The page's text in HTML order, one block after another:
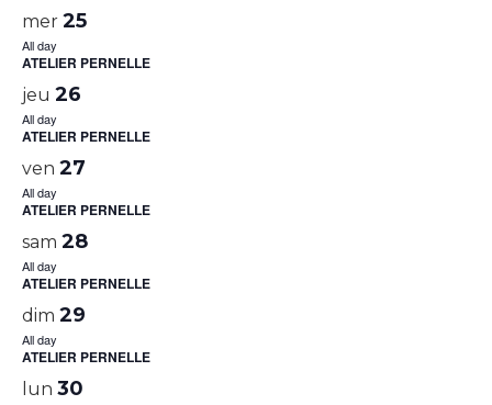
mer 25
All day
ATELIER PERNELLE
jeu 26
All day
ATELIER PERNELLE
ven 27
All day
ATELIER PERNELLE
sam 28
All day
ATELIER PERNELLE
dim 29
All day
ATELIER PERNELLE
lun 30